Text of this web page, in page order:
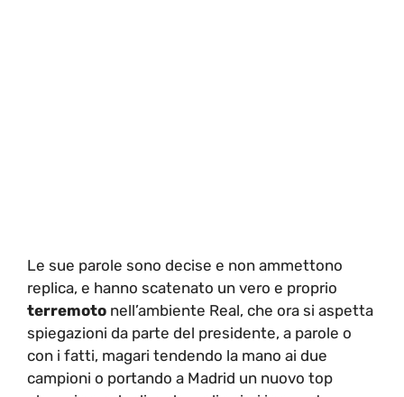
Le sue parole sono decise e non ammettono
replica, e hanno scatenato un vero e proprio
terremoto nell’ambiente Real, che ora si aspetta
spiegazioni da parte del presidente, a parole o
con i fatti, magari tendendo la mano ai due
campioni o portando a Madrid un nuovo top